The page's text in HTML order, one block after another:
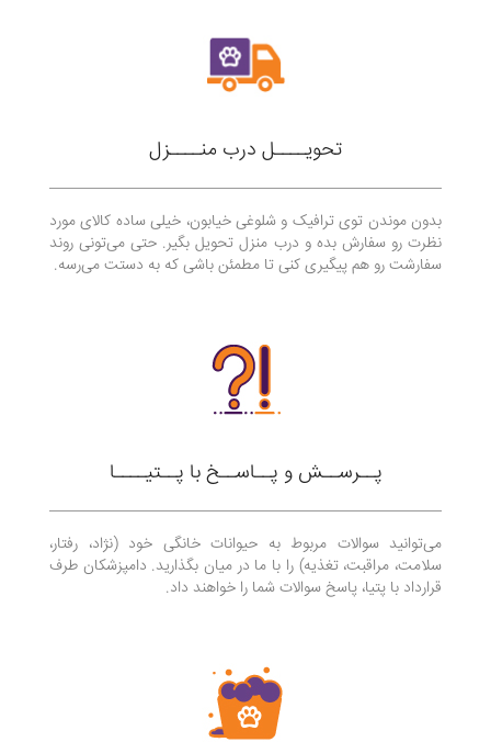
تحویــــل درب منــــزل
بدون موندن توی ترافیک و شلوغی خیابون، خیلی ساده کالای مورد
نظرت رو سفارش بده و درب منزل تحویل بگیر. حتی می‌تونی روند
سفارشت رو هم پیگیری کنی تا مطمئن باشی که به دستت می‌رسه.
پــرســش و پــاســخ با پــتیــــا
می‌توانید سوالات مربوط به حیوانات خانگی خود (نژاد، رفتار،
سلامت، مراقبت، تغذیه) را با ما در میان بگذارید. دامپزشکان طرف
قرارداد با پتیا، پاسخ سوالات شما را خواهند داد.